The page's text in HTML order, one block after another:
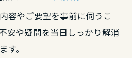
容やご要望を事前に伺うこ
安や疑問を当日しっかり解消
す。